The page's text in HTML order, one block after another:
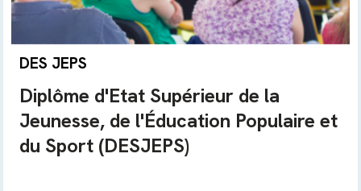
DES JEPS
Diplôme d'Etat Supérieur de la
Jeunesse, de l'Éducation Populaire et
du Sport (DESJEPS)